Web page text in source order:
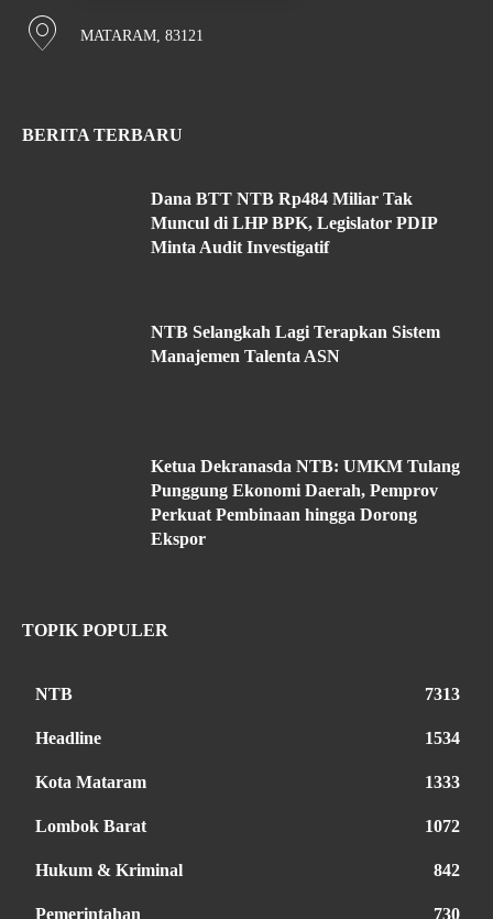
MATARAM, 83121
BERITA TERBARU
Dana BTT NTB Rp484 Miliar Tak
Muncul di LHP BPK, Legislator PDIP
Minta Audit Investigatif
NTB Selangkah Lagi Terapkan Sistem
Manajemen Talenta ASN
Ketua Dekranasda NTB: UMKM Tulang
Punggung Ekonomi Daerah, Pemprov
Perkuat Pembinaan hingga Dorong
Ekspor
TOPIK POPULER
NTB 7313
Headline 1534
Kota Mataram 1333
Lombok Barat 1072
Hukum & Kriminal 842
Pemerintahan 730